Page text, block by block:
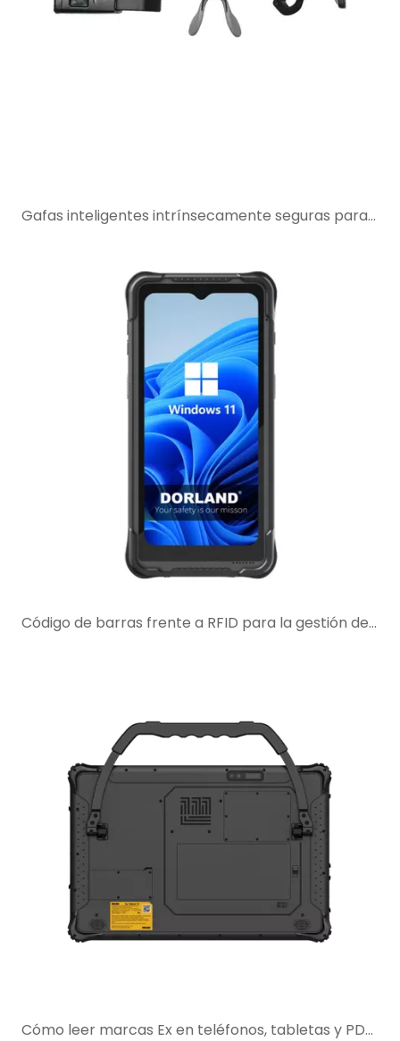
Gafas inteligentes intrínsecamente seguras para soporte remoto de expertos en áreas peligrosas
Código de barras frente a RFID para la gestión de activos en zonas peligrosas: ¿cuál es mejor para su flujo de trabajo?
Cómo leer marcas Ex en teléfonos, tabletas y PDA intrínsecamente seguros